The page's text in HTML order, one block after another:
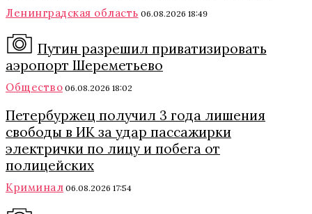
Ленинградская область 06.08.2026 18:49
Путин разрешил приватизировать
аэропорт Шереметьево
Общество 06.08.2026 18:02
Петербуржец получил 3 года лишения
свободы в ИК за удар пассажирки
электрички по лицу и побега от
полицейских
Криминал 06.08.2026 17:54